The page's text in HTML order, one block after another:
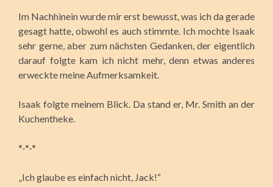
Im Nachhinein wurde mir erst bewusst, was ich da gerade
gesagt hatte, obwohl es auch stimmte. Ich mochte Isaak
sehr gerne, aber zum nächsten Gedanken, der eigentlich
darauf folgte kam ich nicht mehr, denn etwas anderes
erweckte meine Aufmerksamkeit.
Isaak folgte meinem Blick. Da stand er, Mr. Smith an der
Kuchentheke.
*-*-*
„Ich glaube es einfach nicht, Jack!“